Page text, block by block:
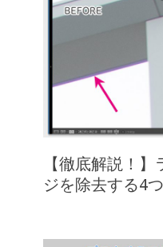
【徹底解説！
ジを除去する4